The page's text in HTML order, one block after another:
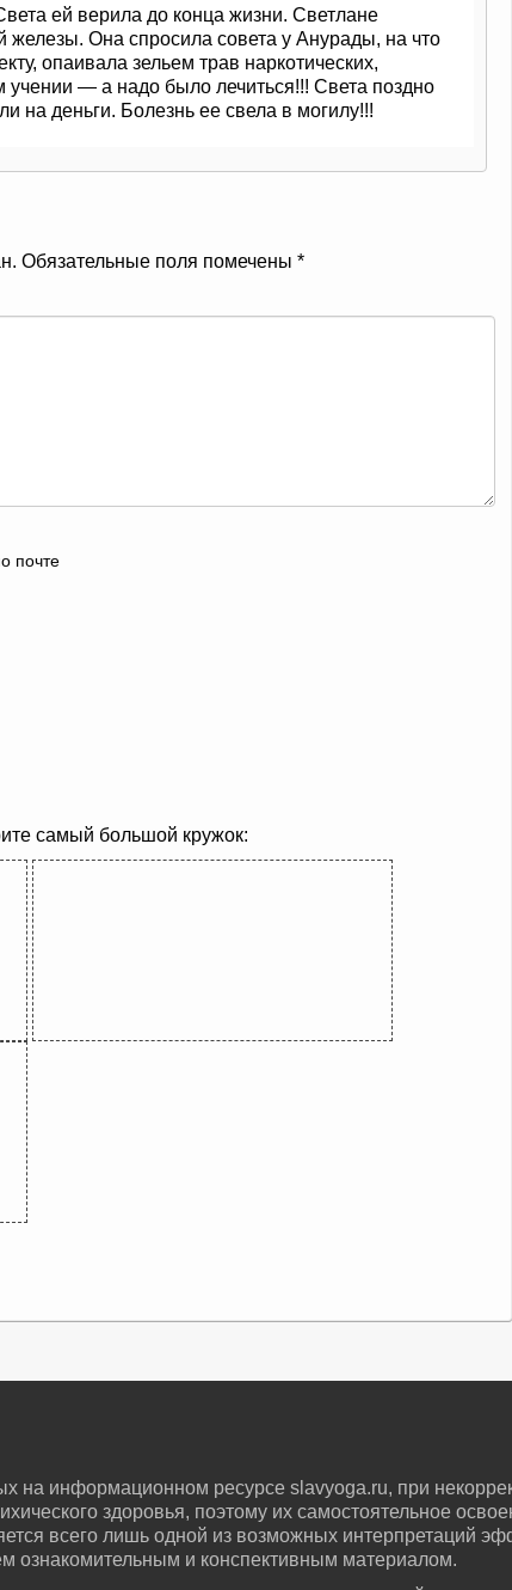
ей верила до конца жизни. Светлане
железы. Она спросила совета у Анурады, на что
опаивала зельем трав наркотических,
— а надо было лечиться!!! Света поздно
на деньги. Болезнь ее свела в могилу!!!
Обязательные поля помечены *
почте
самый большой кружок:
информационном ресурсе slavyoga.ru, при
здоровья, поэтому их самостоятельное
всего лишь одной из возможных интерпретаций
ознакомительным и конспективным материалом.